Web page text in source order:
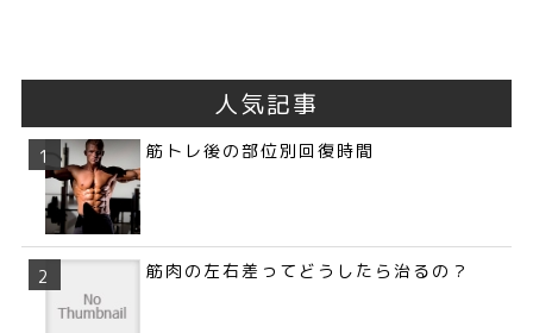
人気記事
筋トレ後の部位別回復時間
筋肉の左右差ってどうしたら治るの？